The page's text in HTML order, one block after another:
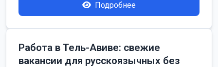
Подробнее
Работа в Тель-Авиве: свежие
вакансии для русскоязычных без